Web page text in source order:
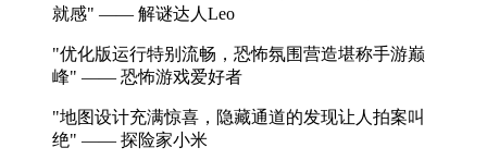
就感" —— 解谜达人Leo
"优化版运行特别流畅，恐怖氛围营造堪称手游巅
峰" —— 恐怖游戏爱好者
"地图设计充满惊喜，隐藏通道的发现让人拍案叫
绝" —— 探险家小米